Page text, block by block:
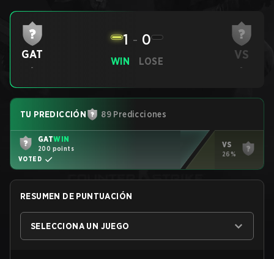
GAT
-
WIN
1 - 0
LOSE VS
-
TU PREDICCIÓN 89 Predicciones
GATWIN
200 points
VOTED
VS
26%
RESUMEN DE PUNTUACIÓN
SELECCIONA UN JUEGO